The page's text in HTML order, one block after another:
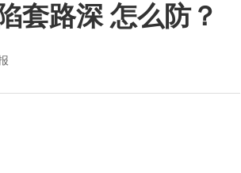
套路深 怎么防？